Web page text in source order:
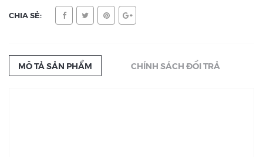
CHIA SẺ:
MÔ TẢ SẢN PHẨM CHÍNH SÁCH ĐỔI TRẢ